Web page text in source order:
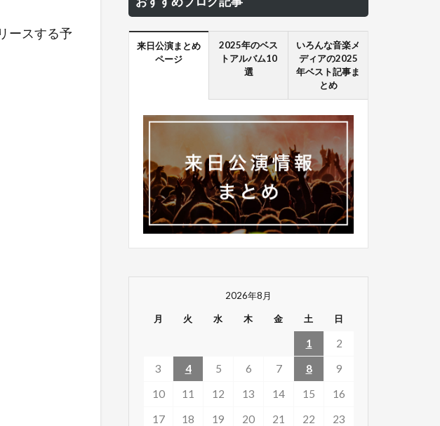
ースする予
来日公演まとめ
ページ
2025年のベス
トアルバム10
選
いろんな音楽メ
ディアの2025
年ベスト記事ま
とめ
2026年8月
月 火 水 木 金 土 日
1
2
3
4 5 6 7 8
9
10
11 12 13 14 15
16
17
18 19 20 21 22
23